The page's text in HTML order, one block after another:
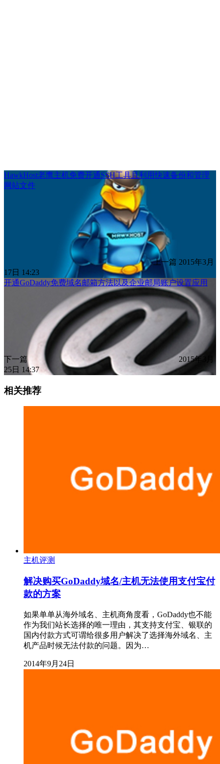
HawkHost老鹰主机免费开通SSH工具且利用快速备份和管理
网站文件
上一篇 2015年3月
17日 14:23
开通GoDaddy免费域名邮箱方法以及企业邮局账户设置应用
下一篇
2015年3月
25日 14:37
相关推荐
主机评测
解决购买GoDaddy域名/主机无法使用支付宝付
款的方案
如果单单从海外域名、主机商角度看，GoDaddy也不能
作为我们站长选择的唯一理由，其支持支付宝、银联的
国内付款方式可谓给很多用户解决了选择海外域名、主
机产品时候无法付款的问题。因为…
2014年9月24日